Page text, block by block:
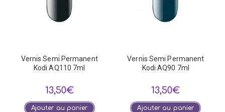
Vernis Semi Permanent
Kodi AQ110 7ml
13,50€
Ajouter au panier
Vernis Semi Permanent
Kodi AQ90 7ml
13,50€
Ajouter au panier